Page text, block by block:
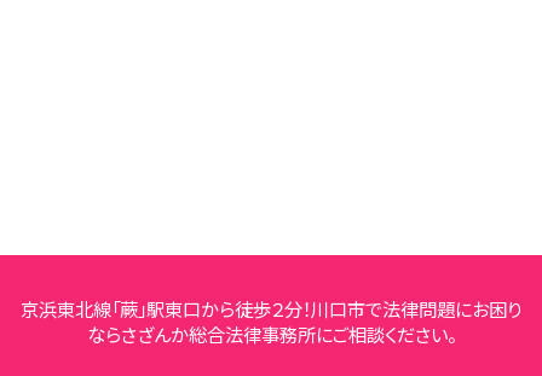
京浜東北線「蕨」駅東口から徒歩２分！川口市で法律問題にお困り
ならさざんか総合法律事務所にご相談ください。